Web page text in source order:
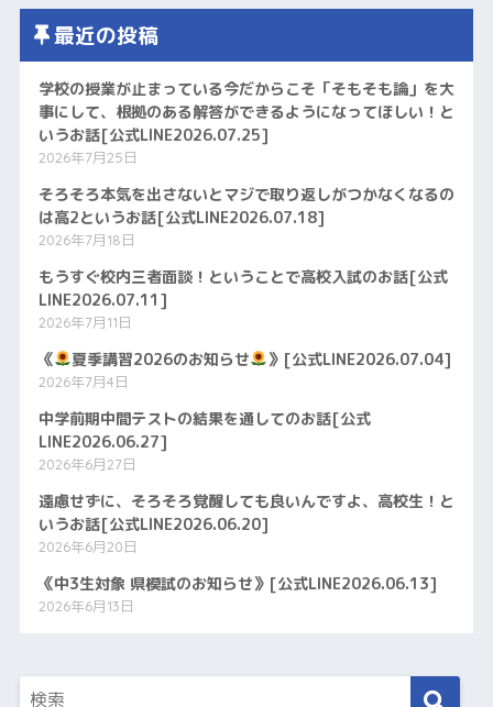
最近の投稿
学校の授業が止まっている今だからこそ「そもそも論」を大
事にして、根拠のある解答ができるようになってほしい！と
いうお話[公式LINE2026.07.25]
2026年7月25日
そろそろ本気を出さないとマジで取り返しがつかなくなるの
は高2というお話[公式LINE2026.07.18]
2026年7月18日
もうすぐ校内三者面談！ということで高校入試のお話[公式
LINE2026.07.11]
2026年7月11日
《 夏季講習2026のお知らせ 》[公式LINE2026.07.04]
2026年7月4日
中学前期中間テストの結果を通してのお話[公式
LINE2026.06.27]
2026年6月27日
遠慮せずに、そろそろ覚醒しても良いんですよ、高校生！と
いうお話[公式LINE2026.06.20]
2026年6月20日
《中3生対象 県模試のお知らせ》[公式LINE2026.06.13]
2026年6月13日